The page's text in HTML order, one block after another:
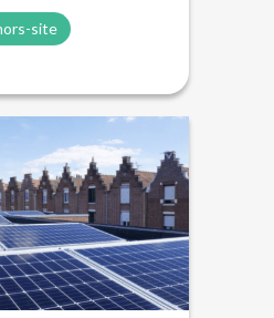
site
Énergies renouvelables